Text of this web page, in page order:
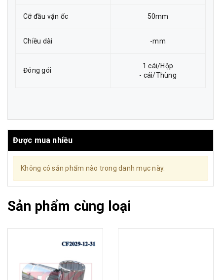
Cỡ đầu vặn ốc 50mm
Chiều dài -mm
Đóng gói
1 cái/Hộp
- cái/Thùng
Được mua nhiều
Không có sản phẩm nào trong danh mục này.
Sản phẩm cùng loại